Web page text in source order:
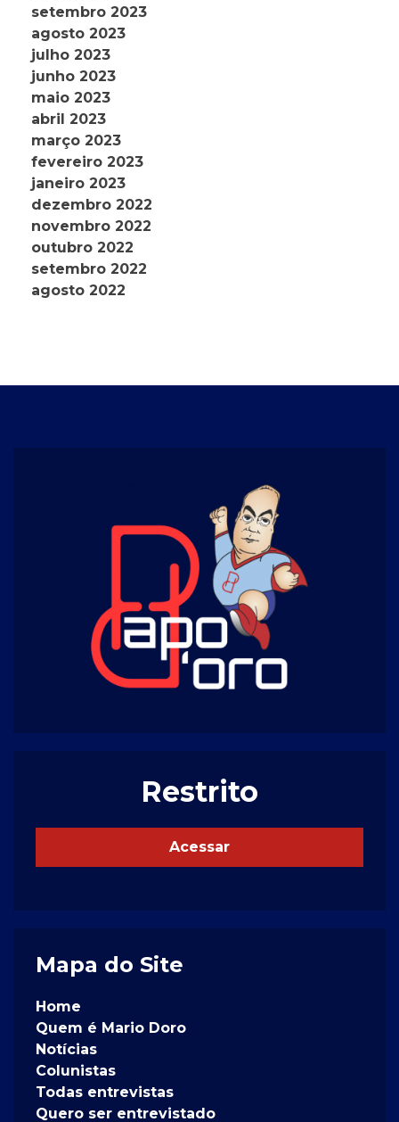
setembro 2023
agosto 2023
julho 2023
junho 2023
maio 2023
abril 2023
março 2023
fevereiro 2023
janeiro 2023
dezembro 2022
novembro 2022
outubro 2022
setembro 2022
agosto 2022
Restrito
Acessar
Mapa do Site
Home
Quem é Mario Doro
Notícias
Colunistas
Todas entrevistas
Quero ser entrevistado